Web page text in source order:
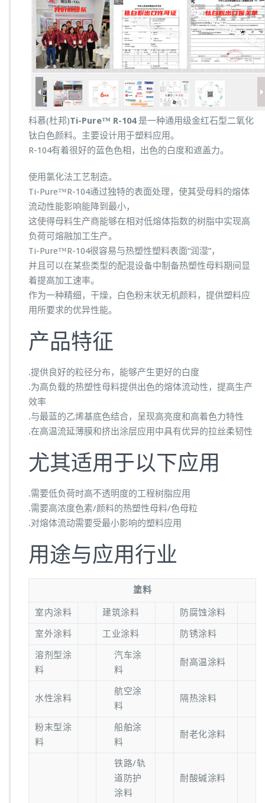
科慕(杜邦)Ti-Pure™ R-104是一种通用级金红石型二氧化
钛白色颜料。主要设计用于塑料应用。
R-104有着很好的蓝色色相，出色的白度和遮盖力。
使用氯化法工艺制造。
Ti-Pure™R-104通过独特的表面处理，使其受母料的熔体
流动性能影响能降到最小，
这使得母料生产商能够在相对低熔体指数的树脂中实现高
负荷可熔融加工生产。
Ti-Pure™R-104很容易与热塑性塑料表面“润湿”，
并且可以在某些类型的配混设备中制备热塑性母料期间显
着提高加工速率。
作为一种精细，干燥，白色粉末状无机颜料，提供塑料应
用所要求的优异性能。
产品特征
.提供良好的粒径分布，能够产生更好的白度
.为高负载的热塑性母料提供出色的熔体流动性，提高生产
效率
.与最蓝的乙烯基底色结合，呈现高亮度和高着色力特性
.在高温流延薄膜和挤出涂层应用中具有优异的拉丝柔韧性
尤其适用于以下应用
.需要低负荷时高不透明度的工程树脂应用
.需要高浓度色素/颜料的热塑性母料/色母粒
.对熔体流动需要受最小影响的塑料应用
用途与应用行业
塗料
室内涂料 建筑涂料
防腐蚀涂料
室外涂料
工业涂料
防锈涂料
溶剂型涂
料
汽车涂
料
耐高温涂料
水性涂料
航空涂
料
隔热涂料
粉末型涂
料
船舶涂
料
耐老化涂料
铁路/轨
道防护
涂料
耐酸碱涂料